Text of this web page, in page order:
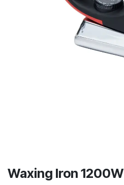
Waxing Iron 1200W